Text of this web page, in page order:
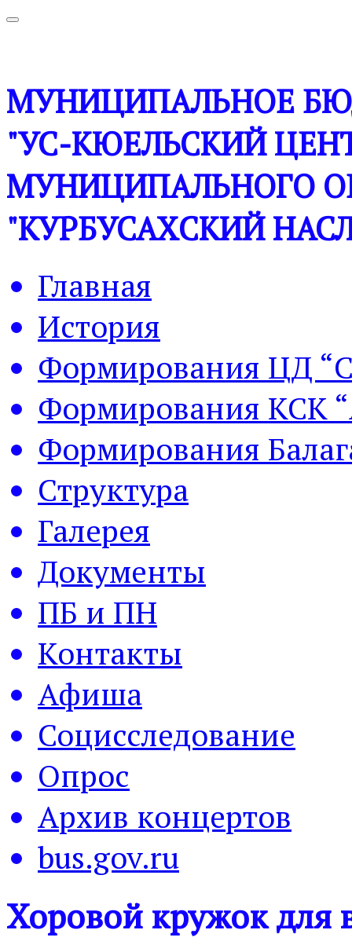
МУНИЦИПАЛЬНОЕ
"УС-КЮЕЛЬСКИЙ
МУНИЦИПАЛЬНОГО
"КУРБУСАХСКИЙ
Главная
История
Формирования ЦД
Формирования КСК
Формирования
Структура
Галерея
Документы
ПБ и ПН
Контакты
Афиша
Социсследование
Опрос
Архив концертов
bus.gov.ru
Хоровой кружок для